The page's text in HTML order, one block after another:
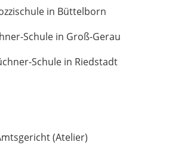
in Büttelborn
Schule in Groß-Gerau
Schule in Riedstadt
(Atelier)